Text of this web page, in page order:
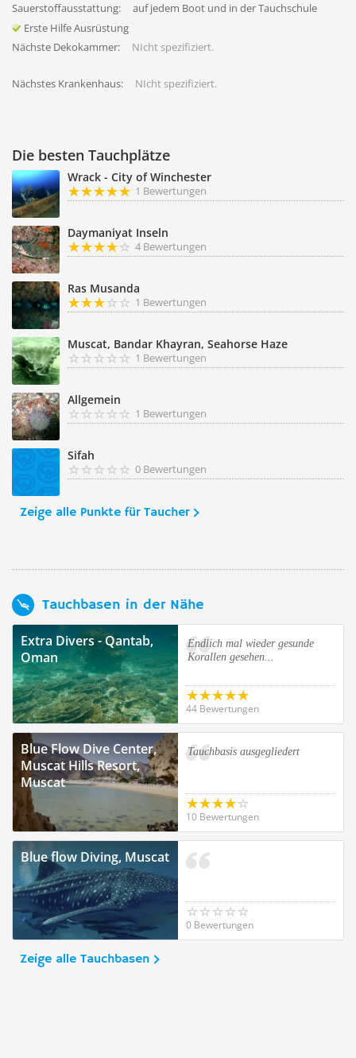
Sauerstoffausstattung:
auf jedem Boot und in der Tauchschule
Erste Hilfe Ausrüstung
Nächste Dekokammer:
NIcht spezifiziert.
Nächstes Krankenhaus: NIcht spezifiziert.
Die besten Tauchplätze
Wrack - City of Winchester
1 Bewertungen
Daymaniyat Inseln
4 Bewertungen
Ras Musanda
1 Bewertungen
Muscat, Bandar Khayran, Seahorse Haze
1 Bewertungen
Allgemein
1 Bewertungen
Sifah
0 Bewertungen
Zeige alle Punkte für Taucher
Tauchbasen in der Nähe
Extra Divers - Qantab,
Oman
Endlich mal wieder gesunde
Korallen gesehen...
44 Bewertungen
Blue Flow Dive Center,
Muscat Hills Resort,
Muscat
Tauchbasis ausgegliedert
10 Bewertungen
Blue flow Diving, Muscat
0 Bewertungen
Zeige alle Tauchbasen